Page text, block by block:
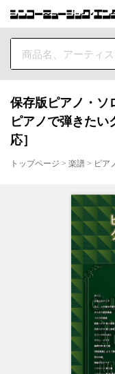
保存版ピアノ・ソ
ピアノで弾きたい
応］
トップページ > 楽譜 > ピア